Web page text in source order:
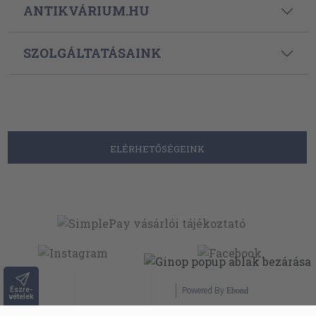
Észre-
vételek
ANTIKVÁRIUM.HU
SZOLGÁLTATÁSAINK
ELÉRHETŐSÉGEINK
Powered By Ebond